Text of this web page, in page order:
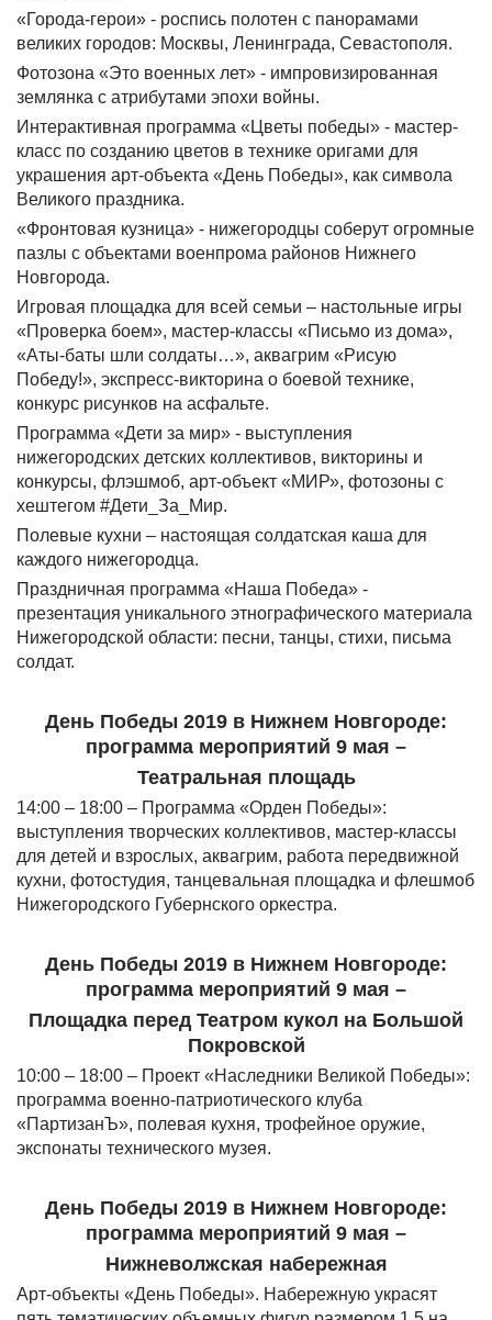
«Города-герои» - роспись полотен с панорамами
великих городов: Москвы, Ленинграда, Севастополя.
Фотозона «Это военных лет» - импровизированная
землянка с атрибутами эпохи войны.
Интерактивная программа «Цветы победы» - мастер-
класс по созданию цветов в технике оригами для
украшения арт-объекта «День Победы», как символа
Великого праздника.
«Фронтовая кузница» - нижегородцы соберут огромные
пазлы с объектами военпрома районов Нижнего
Новгорода.
Игровая площадка для всей семьи – настольные игры
«Проверка боем», мастер-классы «Письмо из дома»,
«Аты-баты шли солдаты…», аквагрим «Рисую
Победу!», экспресс-викторина о боевой технике,
конкурс рисунков на асфальте.
Программа «Дети за мир» - выступления
нижегородских детских коллективов, викторины и
конкурсы, флэшмоб, арт-объект «МИР», фотозоны с
хештегом #Дети_За_Мир.
Полевые кухни – настоящая солдатская каша для
каждого нижегородца.
Праздничная программа «Наша Победа» -
презентация уникального этнографического материала
Нижегородской области: песни, танцы, стихи, письма
солдат.
День Победы 2019 в Нижнем Новгороде:
программа мероприятий 9 мая –
Театральная площадь
14:00 – 18:00 – Программа «Орден Победы»:
выступления творческих коллективов, мастер-классы
для детей и взрослых, аквагрим, работа передвижной
кухни, фотостудия, танцевальная площадка и флешмоб
Нижегородского Губернского оркестра.
День Победы 2019 в Нижнем Новгороде:
программа мероприятий 9 мая –
Площадка перед Театром кукол на Большой
Покровской
10:00 – 18:00 – Проект «Наследники Великой Победы»:
программа военно-патриотического клуба
«ПартизанЪ», полевая кухня, трофейное оружие,
экспонаты технического музея.
День Победы 2019 в Нижнем Новгороде:
программа мероприятий 9 мая –
Нижневолжская набережная
Арт-объекты «День Победы». Набережную украсят